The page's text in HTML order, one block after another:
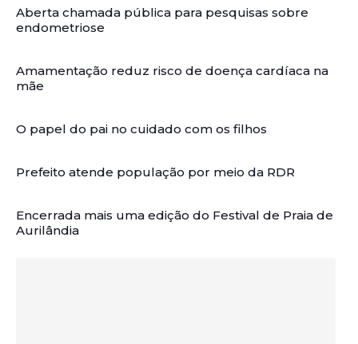
Aberta chamada pública para pesquisas sobre
endometriose
Amamentação reduz risco de doença cardíaca na
mãe
O papel do pai no cuidado com os filhos
Prefeito atende população por meio da RDR
Encerrada mais uma edição do Festival de Praia de
Aurilândia